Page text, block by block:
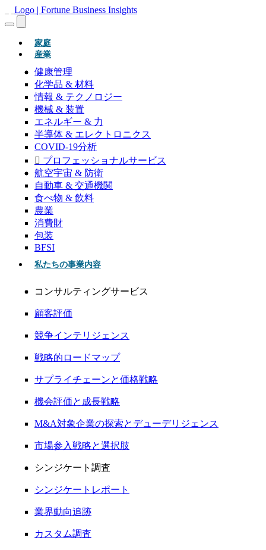
家庭(現在)
産業
健康管理
化学品 & 材料
情報 & テクノロジー
機械 & 装置
エネルギー & 力
半導体 & エレクトロニクス
COVID-19分析
プロフェッショナルサービス
航空宇宙 & 防衛
自動車 & 交通機関
食べ物 & 飲料
農業
消費財
包装
BFSI
私たちの事業内容
コンサルティングサービス
顧客評価
競争インテリジェンス
戦略的ロードマップ
サプライチェーンと価格戦略
機会評価と成長戦略
M&A対象企業の探索とデューデリジェンス
市場参入戦略と選択肢
シンジケート調査
シンジケートレポート
業界動向追跡
カスタム調査